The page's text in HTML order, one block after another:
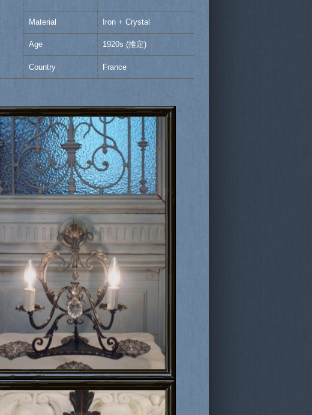
Material Iron + Crystal
Age 1920s (推定)
Country France